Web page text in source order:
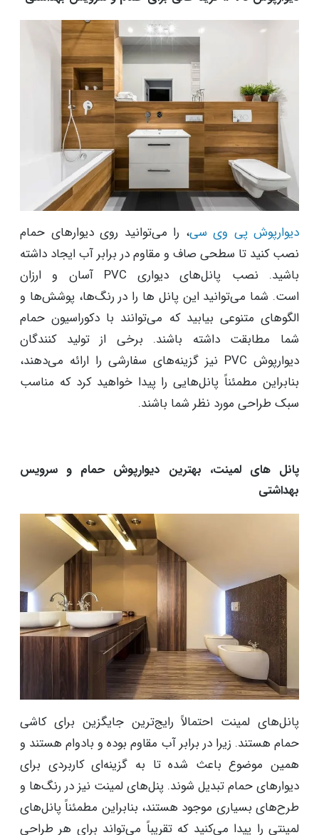
دیوارپوش پی وی سی، را می‌توانید روی دیوارهای حمام
نصب کنید تا سطحی صاف و مقاوم در برابر آب ایجاد داشته
باشید. نصب پانل‌های دیواری PVC آسان و ارزان
است. شما می‌توانید این پانل ها را در رنگ‌ها، پوشش‌ها و
الگوهای متنوعی بیابید که می‌توانند با دکوراسیون حمام
شما مطابقت داشته باشند. برخی از تولید کنندگان
دیوارپوش PVC نیز گزینه‌های سفارشی را ارائه می‌دهند،
بنابراین مطمئناً پانل‌هایی را پیدا خواهید کرد که مناسب
سبک طراحی مورد نظر شما باشند.
پانل های لمینت، بهترین دیوارپوش حمام و سرویس
بهداشتی
پانل‌های لمینت احتمالاً رایج‌ترین جایگزین برای کاشی
حمام هستند. زیرا در برابر آب مقاوم بوده و بادوام هستند و
همین موضوع باعث شده تا به گزینه‌ای کاربردی برای
دیوارهای حمام تبدیل شوند. پنل‌های لمینت نیز در رنگ‌ها و
طرح‌های بسیاری موجود هستند، بنابراین مطمئناً پانل‌های
لمینتی را پیدا می‌کنید که تقریباً می‌تواند برای هر طراحی